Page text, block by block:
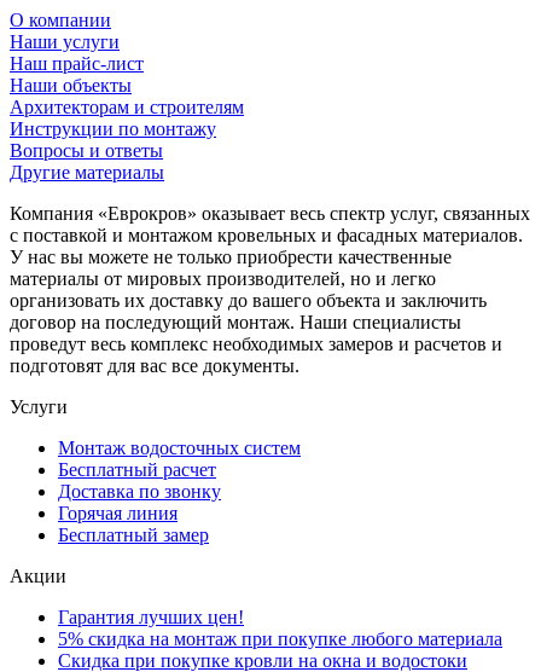
О компании
Наши услуги
Наш прайс-лист
Наши объекты
Архитекторам и строителям
Инструкции по монтажу
Вопросы и ответы
Другие материалы
Компания «Еврокров» оказывает весь спектр услуг, связанных
с поставкой и монтажом кровельных и фасадных материалов.
У нас вы можете не только приобрести качественные
материалы от мировых производителей, но и легко
организовать их доставку до вашего объекта и заключить
договор на последующий монтаж. Наши специалисты
проведут весь комплекс необходимых замеров и расчетов и
подготовят для вас все документы.
Услуги
Монтаж водосточных систем
Бесплатный расчет
Доставка по звонку
Горячая линия
Бесплатный замер
Акции
Гарантия лучших цен!
5% скидка на монтаж при покупке любого материала
Скидка при покупке кровли на окна и водостоки